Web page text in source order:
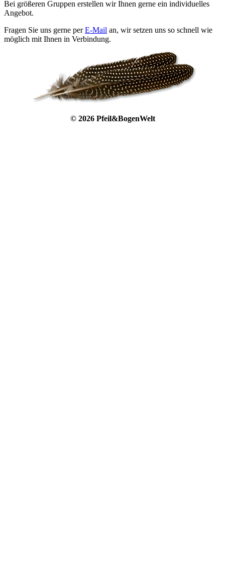
Bei größeren Gruppen erstellen wir Ihnen gerne ein individuelles
Angebot.
Fragen Sie uns gerne perE-Mail an, wir setzen uns so schnell wie
möglich mit Ihnen in Verbindung.
© 2026 Pfeil&BogenWelt